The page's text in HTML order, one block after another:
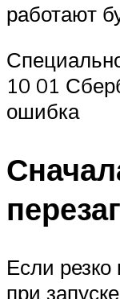
работают
10 01
ошибка
Если резко
при